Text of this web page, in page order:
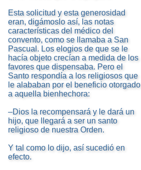
Esta solicitud y esta generosidad
eran, digámoslo así, las notas
características del médico del
convento, como se llamaba a San
Pascual. Los elogios de que se le
hacía objeto crecían a medida de los
favores que dispensaba. Pero el
Santo respondía a los religiosos que
le alababan por el beneficio otorgado
a aquella bienhechora:
–Dios la recompensará y le dará un
hijo, que llegará a ser un santo
religioso de nuestra Orden.
Y tal como lo dijo, así sucedió en
efecto.